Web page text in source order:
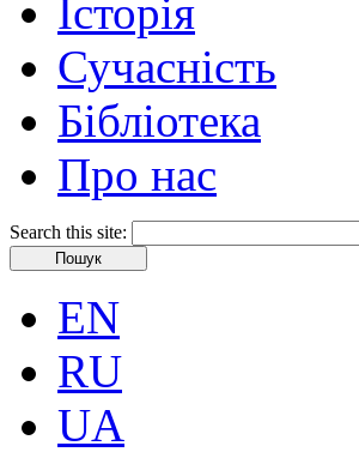
Історія
Сучасність
Бібліотека
Про нас
Search this site:
EN
RU
UA